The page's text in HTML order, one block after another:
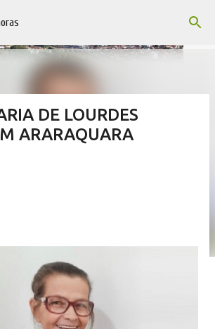
para o conteúdo principal
DE LOURDES
ARARAQUARA